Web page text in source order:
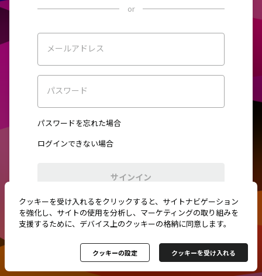
or
メールアドレス
パスワード
パスワードを忘れた場合
ログインできない場合
サインイン
初めてご利用ですか？新規登録
クッキーを受け入れるをクリックすると、サイトナビゲーション
を強化し、サイトの使用を分析し、マーケティングの取り組みを
支援するために、デバイス上のクッキーの格納に同意します。
クッキーの設定 クッキーを受け入れる